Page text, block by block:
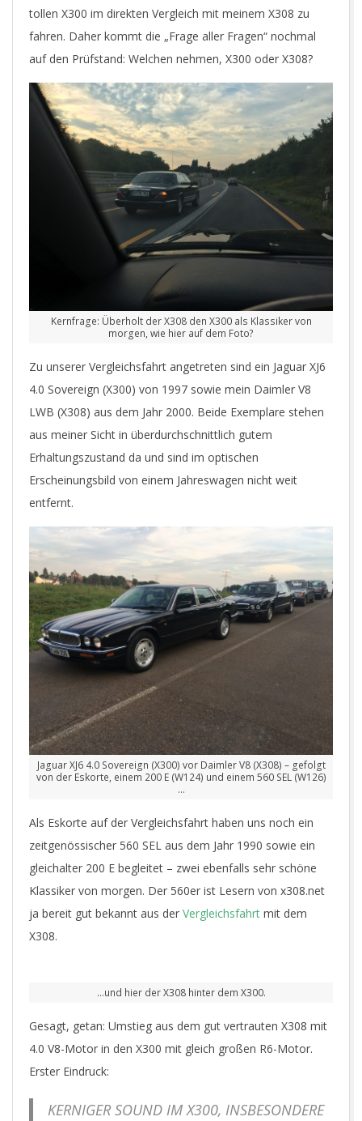
tollen X300 im direkten Vergleich mit meinem X308 zu
fahren. Daher kommt die „Frage aller Fragen“ nochmal
auf den Prüfstand: Welchen nehmen, X300 oder X308?
Kernfrage: Überholt der X308 den X300 als Klassiker von
morgen, wie hier auf dem Foto?
Zu unserer Vergleichsfahrt angetreten sind ein Jaguar XJ6
4.0 Sovereign (X300) von 1997 sowie mein Daimler V8
LWB (X308) aus dem Jahr 2000. Beide Exemplare stehen
aus meiner Sicht in überdurchschnittlich gutem
Erhaltungszustand da und sind im optischen
Erscheinungsbild von einem Jahreswagen nicht weit
entfernt.
Jaguar XJ6 4.0 Sovereign (X300) vor Daimler V8 (X308) – gefolgt
von der Eskorte, einem 200 E (W124) und einem 560 SEL (W126)
…
Als Eskorte auf der Vergleichsfahrt haben uns noch ein
zeitgenössischer 560 SEL aus dem Jahr 1990 sowie ein
gleichalter 200 E begleitet – zwei ebenfalls sehr schöne
Klassiker von morgen. Der 560er ist Lesern von x308.net
ja bereit gut bekannt aus der Vergleichsfahrt mit dem
X308.
…und hier der X308 hinter dem X300.
Gesagt, getan: Umstieg aus dem gut vertrauten X308 mit
4.0 V8-Motor in den X300 mit gleich großen R6-Motor.
Erster Eindruck:
KERNIGER SOUND IM X300, INSBESONDERE